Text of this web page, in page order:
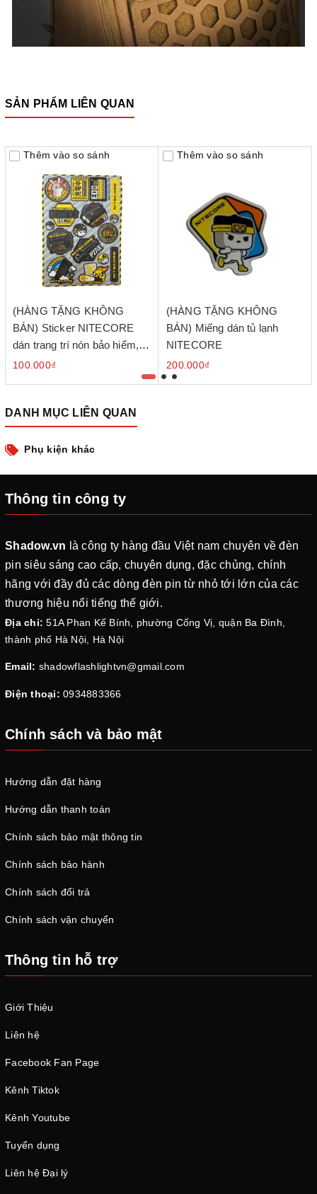
SẢN PHẨM LIÊN QUAN
Thêm vào so sánh
(HÀNG TẶNG KHÔNG
BÁN) Sticker NITECORE
dán trang trí nón bảo hiểm,
balo độc đáo
100.000₫
Thêm vào so sánh
(HÀNG TẶNG KHÔNG
BÁN) Miếng dán tủ lạnh
NITECORE
200.000₫
DANH MỤC LIÊN QUAN
Phụ kiện khác
Thông tin công ty
Shadow.vn là công ty hàng đầu Việt nam chuyên về đèn
pin siêu sáng cao cấp, chuyên dụng, đặc chủng, chính
hãng với đầy đủ các dòng đèn pin từ nhỏ tới lớn của các
thương hiệu nổi tiếng thế giới.
Địa chỉ: 51A Phan Kế Bính, phường Cống Vị, quận Ba Đình,
thành phố Hà Nội, Hà Nội
Email: shadowflashlightvn@gmail.com
Điện thoại: 0934883366
Chính sách và bảo mật
Hướng dẫn đặt hàng
Hướng dẫn thanh toán
Chính sách bảo mật thông tin
Chính sách bảo hành
Chính sách đổi trả
Chính sách vận chuyển
Thông tin hỗ trợ
Giới Thiệu
Liên hệ
Facebook Fan Page
Kênh Tiktok
Kênh Youtube
Tuyển dụng
Liên hệ Đại lý